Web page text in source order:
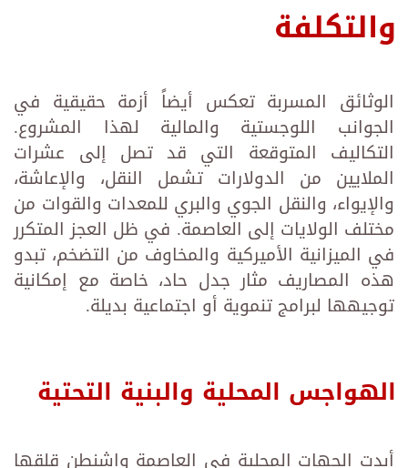
والتكلفة
الوثائق المسربة تعكس أيضاً أزمة حقيقية في
الجوانب اللوجستية والمالية لهذا المشروع.
التكاليف المتوقعة التي قد تصل إلى عشرات
الملايين من الدولارات تشمل النقل، والإعاشة،
والإيواء، والنقل الجوي والبري للمعدات والقوات من
مختلف الولايات إلى العاصمة. في ظل العجز المتكرر
في الميزانية الأميركية والمخاوف من التضخم، تبدو
هذه المصاريف مثار جدل حاد، خاصة مع إمكانية
توجيهها لبرامج تنموية أو اجتماعية بديلة.
الهواجس المحلية والبنية التحتية
أبدت الجهات المحلية في العاصمة واشنطن قلقها